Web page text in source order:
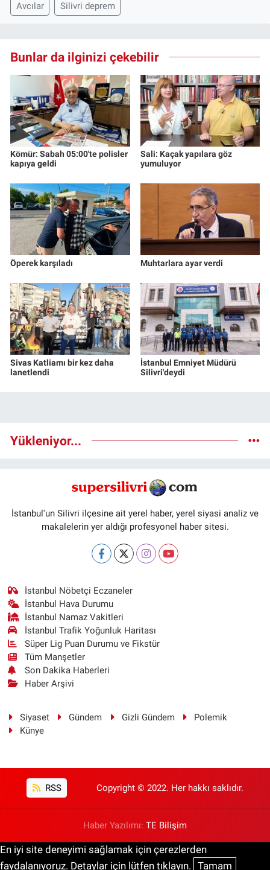
Avcılar Silivri deprem
Bunlar da ilginizi çekebilir
Kömür: Sabah 05:00'te polisler
kapıya geldi
Sali: Kaçak yapılara göz
yumuluyor
Öperek karşıladı Muhtarlara ayar verdi
Sivas Katliamı bir kez daha
lanetlendi
İstanbul Emniyet Müdürü
Silivri'deydi
Yükleniyor...
İstanbul'un Silivri ilçesine ait yerel haber, yerel siyasi analiz ve
makalelerin yer aldığı profesyonel haber sitesi.
İstanbul Nöbetçi Eczaneler
İstanbul Hava Durumu
İstanbul Namaz Vakitleri
İstanbul Trafik Yoğunluk Haritası
Süper Lig Puan Durumu ve Fikstür
Tüm Manşetler
Son Dakika Haberleri
Haber Arşivi
Siyaset Gündem Gizli Gündem
Polemik
Künye
RSS Copyright © 2022. Her hakkı saklıdır.
Haber Yazılımı: TE Bilişim
En iyi site deneyimi sağlamak için çerezlerden
faydalanıyoruz. Detaylar için lütfen tıklayın. Tamam